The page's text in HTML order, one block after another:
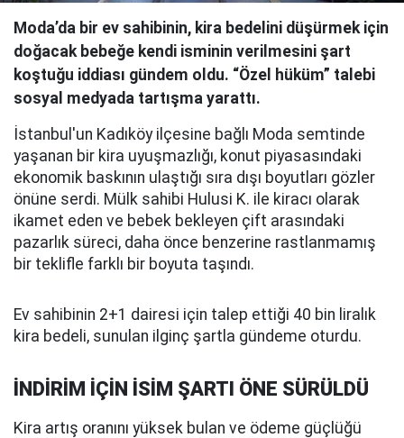
Moda’da bir ev sahibinin, kira bedelini düşürmek için
doğacak bebeğe kendi isminin verilmesini şart
koştuğu iddiası gündem oldu. “Özel hüküm” talebi
sosyal medyada tartışma yarattı.
İstanbul'un Kadıköy ilçesine bağlı Moda semtinde
yaşanan bir kira uyuşmazlığı, konut piyasasındaki
ekonomik baskının ulaştığı sıra dışı boyutları gözler
önüne serdi. Mülk sahibi Hulusi K. ile kiracı olarak
ikamet eden ve bebek bekleyen çift arasındaki
pazarlık süreci, daha önce benzerine rastlanmamış
bir teklifle farklı bir boyuta taşındı.
Ev sahibinin 2+1 dairesi için talep ettiği 40 bin liralık
kira bedeli, sunulan ilginç şartla gündeme oturdu.
İNDİRİM İÇİN İSİM ŞARTI ÖNE SÜRÜLDÜ
Kira artış oranını yüksek bulan ve ödeme güçlüğü